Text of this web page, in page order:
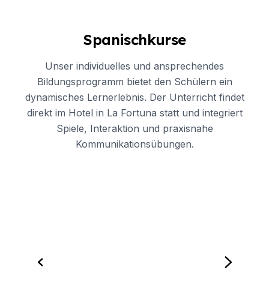
Spanischkurse
Unser individuelles und ansprechendes
Bildungsprogramm bietet den Schülern ein
dynamisches Lernerlebnis. Der Unterricht findet
direkt im Hotel in La Fortuna statt und integriert
Spiele, Interaktion und praxisnahe
Kommunikationsübungen.